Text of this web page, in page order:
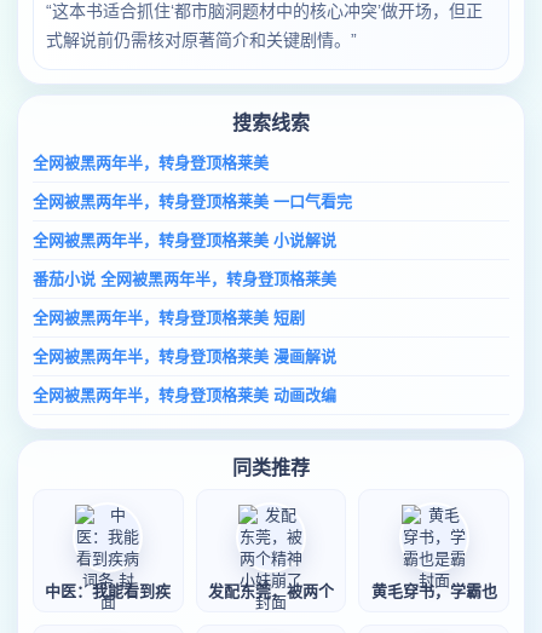
“这本书适合抓住‘都市脑洞题材中的核心冲突’做开场，但正
式解说前仍需核对原著简介和关键剧情。”
搜索线索
全网被黑两年半，转身登顶格莱美
全网被黑两年半，转身登顶格莱美 一口气看完
全网被黑两年半，转身登顶格莱美 小说解说
番茄小说 全网被黑两年半，转身登顶格莱美
全网被黑两年半，转身登顶格莱美 短剧
全网被黑两年半，转身登顶格莱美 漫画解说
全网被黑两年半，转身登顶格莱美 动画改编
同类推荐
中医：我能看到疾 发配东莞，被两个 黄毛穿书，学霸也